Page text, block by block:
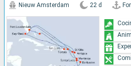
Nieuw Amsterdam 22 d